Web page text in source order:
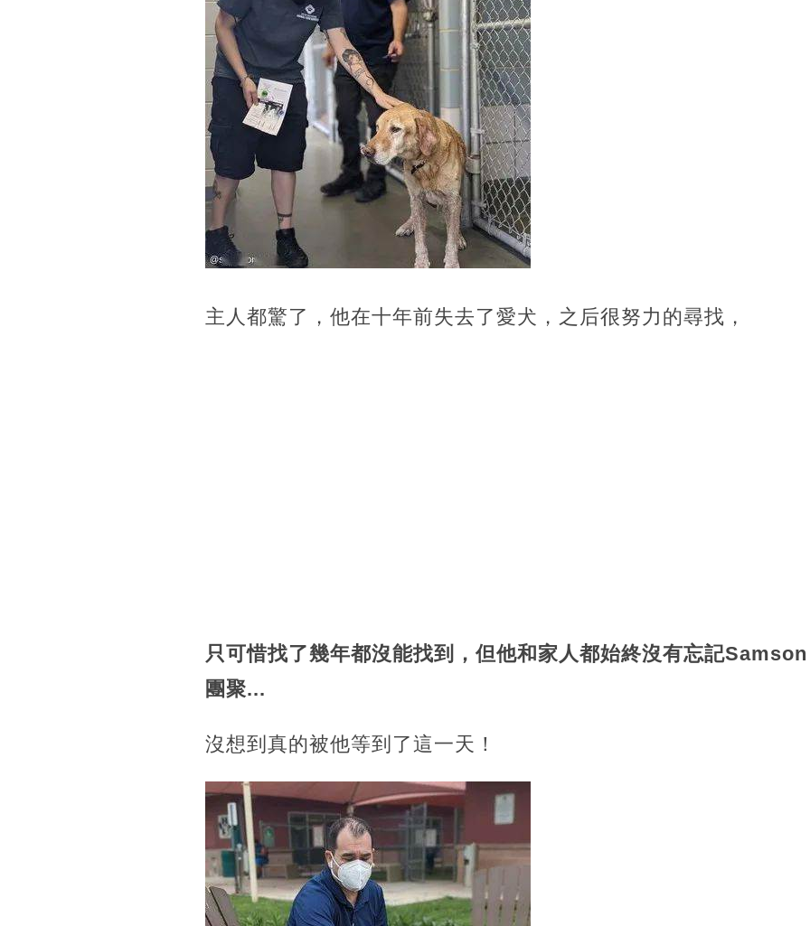
主人都驚了，他在十年前失去了愛犬，之后很努力的尋找，
只可惜找了幾年都沒能找到，但他和家人都始終沒有忘記
團聚...
沒想到真的被他等到了這一天！